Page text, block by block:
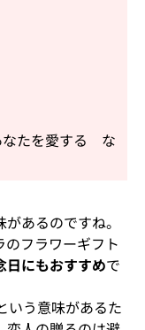
なたを愛する な
あるのですね。
フラワーギフト
日にもおすすめで
いう意味があるた